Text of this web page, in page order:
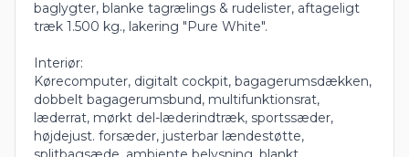
baglygter, blanke tagrælings & rudelister, aftageligt
træk 1.500 kg., lakering "Pure White".
Interiør:
Kørecomputer, digitalt cockpit, bagagerumsdækken,
dobbelt bagagerumsbund, multifunktionsrat,
læderrat, mørkt del-læderindtræk, sportssæder,
højdejust. forsæder, justerbar lændestøtte,